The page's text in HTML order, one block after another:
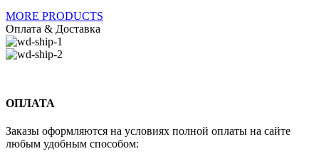
MORE PRODUCTS
Оплата & Доставка
ОПЛАТА
Заказы оформляются на условиях полной оплаты на сайте
любым удобным способом: